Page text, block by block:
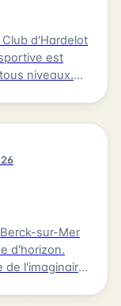
d'Hardelot
niveaux.
d'une
sur-Mer
d'horizon.
l'imaginaire